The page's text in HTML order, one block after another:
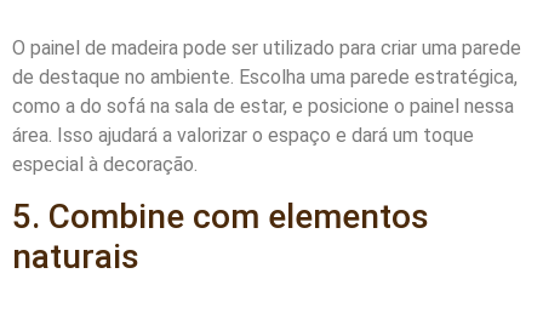
O painel de madeira pode ser utilizado para criar uma parede
de destaque no ambiente. Escolha uma parede estratégica,
como a do sofá na sala de estar, e posicione o painel nessa
área. Isso ajudará a valorizar o espaço e dará um toque
especial à decoração.
5. Combine com elementos
naturais